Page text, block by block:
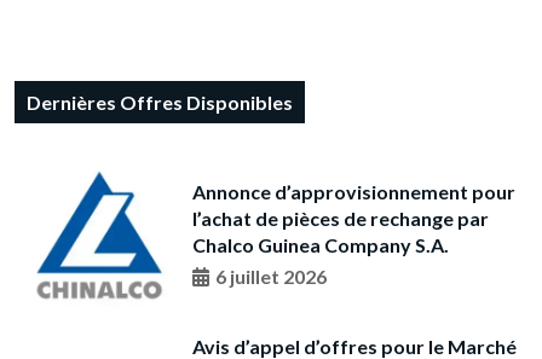
Dernières Offres Disponibles
Annonce d’approvisionnement pour
l’achat de pièces de rechange par
Chalco Guinea Company S.A.
6 juillet 2026
Avis d’appel d’offres pour le Marché